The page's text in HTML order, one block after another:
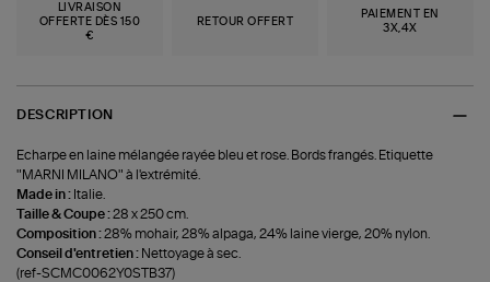
LIVRAISON
OFFERTE DÈS 150
€
RETOUR OFFERT
PAIEMENT EN
3X,4X
DESCRIPTION
Echarpe en laine mélangée rayée bleu et rose. Bords frangés. Etiquette
"MARNI MILANO" à l'extrémité.
Made in : Italie.
Taille & Coupe :28 x 250 cm.
Composition :28% mohair, 28% alpaga, 24% laine vierge, 20% nylon.
Conseil d'entretien : Nettoyage à sec.
(ref-SCMC0062Y0STB37)